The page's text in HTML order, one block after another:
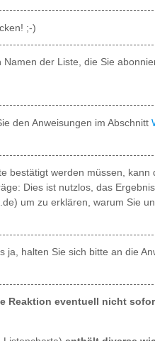
;-)
der Liste, die Sie
den Anweisungen im Abschnitt
bestätigt werden müssen, kann
Dies ist nutzlos, das
um zu erklären, warum Sie
halten Sie sich bitte an die
Reaktion eventuell nicht